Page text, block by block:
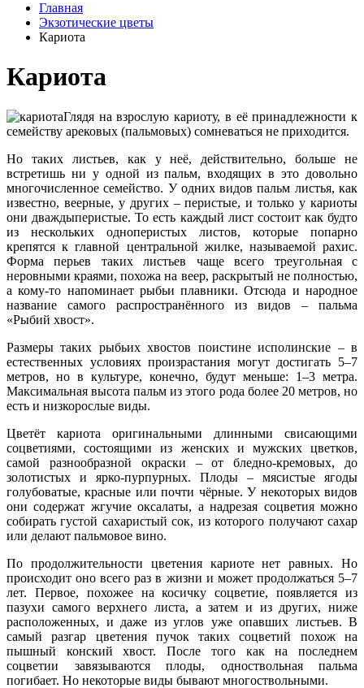
Главная
Экзотические цветы
Кариота
Кариота
Глядя на взрослую кариоту, в её принадлежности к
семейству арековых (пальмовых) сомневаться не приходится.
Но таких листьев, как у неё, действительно, больше не
встретишь ни у одной из пальм, входящих в это довольно
многочисленное семейство. У одних видов пальм листья, как
известно, веерные, у других – перистые, и только у кариоты
они дваждыперистые. То есть каждый лист состоит как будто
из нескольких одноперистых листов, которые попарно
крепятся к главной центральной жилке, называемой рахис.
Форма перьев таких листьев чаще всего треугольная с
неровными краями, похожа на веер, раскрытый не полностью,
а кому-то напоминает рыбьи плавники. Отсюда и народное
название самого распространённого из видов – пальма
«Рыбий хвост».
Размеры таких рыбьих хвостов поистине исполинские – в
естественных условиях произрастания могут достигать 5–7
метров, но в культуре, конечно, будут меньше: 1–3 метра.
Максимальная высота пальм из этого рода более 20 метров, но
есть и низкорослые виды.
Цветёт кариота оригинальными длинными свисающими
соцветиями, состоящими из женских и мужских цветков,
самой разнообразной окраски – от бледно-кремовых, до
золотистых и ярко-пурпурных. Плоды – мясистые ягоды
голубоватые, красные или почти чёрные. У некоторых видов
они содержат жгучие оксалаты, а надрезая соцветия можно
собирать густой сахаристый сок, из которого получают сахар
или делают пальмовое вино.
По продолжительности цветения кариоте нет равных. Но
происходит оно всего раз в жизни и может продолжаться 5–7
лет. Первое, похожее на косичку соцветие, появляется из
пазухи самого верхнего листа, а затем и из других, ниже
расположенных, и даже из углов уже опавших листьев. В
самый разгар цветения пучок таких соцветий похож на
пышный конский хвост. После того как на последнем
соцветии завязываются плоды, одноствольная пальма
погибает. Но некоторые виды бывают многоствольными.